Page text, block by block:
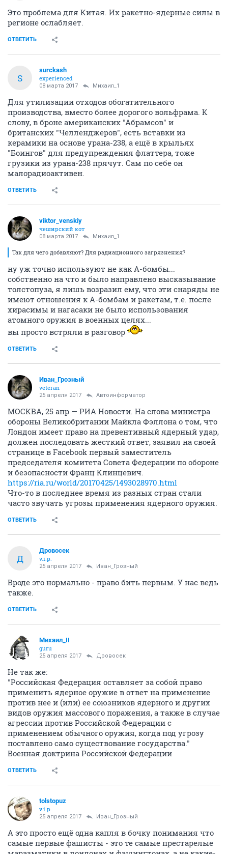
Это проблема для Китая. Их ракетно-ядерные силы в
регионе ослабляет.
ОТВЕТИТЬ
S
surckash
experienced
08 марта 2017 Михаил_1
Для утилизации отходов обогатительного
производства, вместо более дорогого вольфрама. К
слову, в броне американских "Абрамсов" и
британских "Челленджеров", есть вставки из
керамики на основе урана-238, а ещё в крыльях
"Боингов" для предупреждения флаттера, тоже
грузики из урана-238 прячут. Сам по себе он
малорадиоактивен.
ОТВЕТИТЬ
viktor_venskiy
чеширский кот
08 марта 2017 Михаил_1
Так для чего добавляют? Для радиационного загрязнения?
ну уж точно используют не как А-бомбы...
собственно на что и было направлено высказывание
толстопуза, я лишь возразил ему, что эти снаряды не
имеют отношения к А-бомбам и ракетам, т.е. после
хирасимы и нагасаки не было использования
атомного оружия в военных целях...
вы просто встряли в разговор
ОТВЕТИТЬ
Иван_Грозный
veteran
25 апреля 2017 Автоинформатор
МОСКВА, 25 апр — РИА Новости. На слова министра
обороны Великобритании Майкла Фэллона о том, что
Лондон имеет право на превентивный ядерный удар,
должен последовать жесткий ответ, заявил на своей
странице в Facebook первый заместитель
председателя комитета Совета Федерации по обороне
и безопасности Франц Клинцевич.
https://ria.ru/world/20170425/1493028970.html
Что-то в последнее время из разных стран стали
часто звучать угрозы применения ядерного оружия.
ОТВЕТИТЬ
Д
Дровосек
v.i.p.
25 апреля 2017 Иван_Грозный
Вроде это нормально - право бить первым. У нас ведь
также.
ОТВЕТИТЬ
Михаил_II
guru
25 апреля 2017 Дровосек
Не так же:
"Российская Федерация оставляет за собой право
применить ядерное оружие в ответ на применение
против нее и (или) ее союзников ядерного и других
видов оружия массового поражения, а также в случае
агрессии против Российской Федерации с
применением обычного оружия, когда под угрозу
поставлено само существование государства."
Военная доктрина Российской Федерации
ОТВЕТИТЬ
tolstopuz
v.i.p.
25 апреля 2017 Иван_Грозный
А это просто ещё одна капля в бочку понимания что
самые первые фашисты - это те самые престарелые